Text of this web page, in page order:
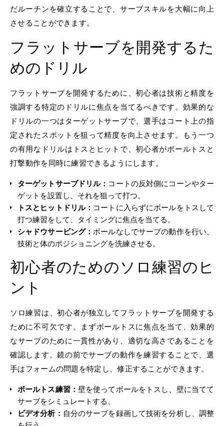
だルーチンを確立することで、サーブスキルを大幅に向上
させることができます。
フラットサーブを開発するた
めのドリル
フラットサーブを開発するために、初心者は技術と精度を
強調する特定のドリルに焦点を当てるべきです。効果的な
ドリルの一つはターゲットサーブで、選手はコート上の指
定されたスポットを狙って精度を向上させます。もう一つ
の有用なドリルはトスとヒットで、初心者がボールトスと
打撃動作を同時に練習できるようにします。
ターゲットサーブドリル： コートの反対側にコーンやター
ゲットを設置し、それを狙って打つ。
トスとヒットドリル： コートに入らずにボールをトスして
打つ練習をして、タイミングに焦点を当てる。
シャドウサービング： ボールなしでサーブの動作を行い、
技術と体のポジショニングを洗練させる。
初心者のためのソロ練習のヒ
ント
ソロ練習は、初心者が独立してフラットサーブを開発する
ために不可欠です。まずボールトスに焦点を当て、効果的
なサーブのために一貫性があり、適切な高さであることを
確認します。鏡の前でサーブの動作を練習することで、選
手はフォームの問題を特定し、修正することができます。
ボールトス練習： 壁を使ってボールをトスし、壁に当てて
サーブをシミュレートする。
ビデオ分析： 自分のサーブを録画して技術を分析し、調整